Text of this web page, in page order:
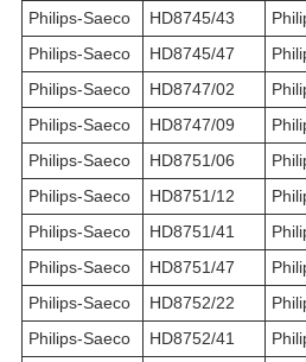
Philips-Saeco HD8745/43
Philips-Saeco
HD8745/47
Philips-Saeco
HD8747/02
Philips-Saeco
HD8747/09
Philips-Saeco
HD8751/06
Philips-Saeco
HD8751/12
Philips-Saeco
HD8751/41
Philips-Saeco
HD8751/47
Philips-Saeco
HD8752/22
Philips-Saeco
HD8752/41